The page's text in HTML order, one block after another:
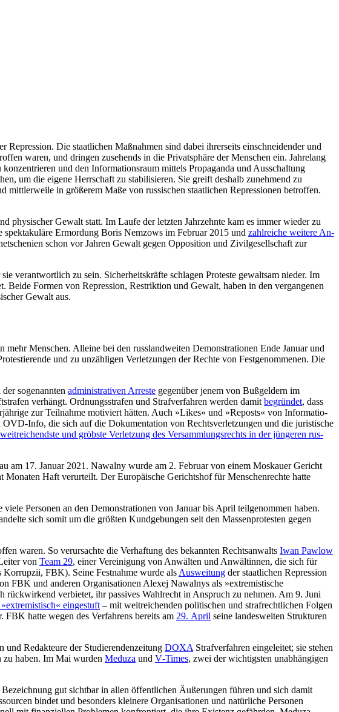
Die staatlichen Maßnahmen sind dabei ihrerseits einschneidender und
waren, und dringen zusehends in die Privatsphäre der Menschen ein. Jahrelang
und den Informationsraum mittels Propaganda und Ausschaltung
um die eigene Herrschaft zu stabilisieren. Sie greift deshalb zunehmend zu
in größerem Maße von russischen staat­lichen Repressionen betroffen.
Gewalt statt. Im Laufe der letzten Jahrzehnte kam es immer wieder zu
Ermordung Boris Nemzows im Februar 2015 und zahlreiche weitere An­
schon vor Jahren Gewalt gegen Oppo­sition und Zivilgesellschaft zur
verantwortlich zu sein. Sicherheitskräfte schlagen Proteste gewaltsam nieder. Im
Formen von Repression, Restriktion und Gewalt, haben in den vergangenen
Gewalt aus.
Menschen. Alleine bei den russland­weiten Demonstrationen Ende Januar und
und zu unzähligen Verletzungen der Rechte von Festgenommenen. Die
sogenannten administrativen Arreste gegenüber jenem von Bußgeldern im
verhängt. Ordnungsstrafen und Straf­verfahren werden damit begründet, dass
zur Teilnahme motiviert hätten. Auch »Likes« und »Reposts« von Informatio­
Info, die sich auf die Dokumentation von Rechtsverletzungen und die juristische
und gröbste Verletzung des Versammlungsrechts in der jüngeren rus­
am 17. Januar 2021. Nawalny wurde am 2. Februar von einem Moskauer Gericht
Haft verurteilt. Der Europäische Gerichtshof für Menschenrechte hatte
viele Personen an den Demonstrationen von Januar bis April teilgenommen haben.
sich somit um die größten Kundgebungen seit den Massenprotesten gegen
waren. So verursachte die Ver­haftung des bekannten Rechtsanwalts Iwan Pawlow
von Team 29, einer Vereinigung von Anwälten und Anwältinnen, die sich für
FBK). Seine Festnahme wurde als Ausweitung der staatlichen Repression
FBK und anderen Organisationen Alexej Nawalnys als »extremistische
rückwirkend verbie­tet, ihr passives Wahlrecht in Anspruch zu nehmen. Am 9. Juni
eingestuft – mit weitreichenden politischen und straf­rechtlichen Folgen
hatte wegen des Verfahrens bereits am 29. April seine landesweiten Strukturen
Redakteure der Studierendenzeitung DOXA Strafverfahren eingeleitet; sie stehen
zu haben. Im Mai wurden Meduza und V‑Times, zwei der wichtigsten unabhän­gigen
gut sichtbar in allen öffentlichen Äußerungen führen und sich damit
bindet und besonders kleinere Organisatio­nen und natürliche Personen